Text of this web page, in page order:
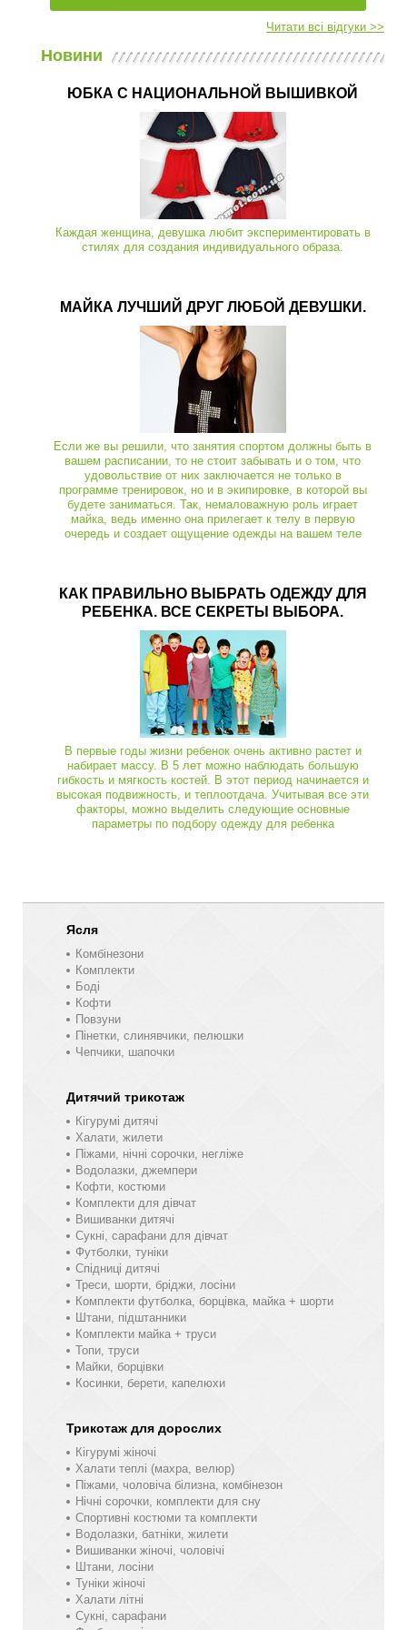
Новини
ЮБКА С НАЦИОНАЛЬНОЙ ВЫШИВКОЙ
Каждая женщина, девушка любит экспериментировать в
стилях для создания индивидуального образа.
МАЙКА ЛУЧШИЙ ДРУГ ЛЮБОЙ ДЕВУШКИ.
Если же вы решили, что занятия спортом должны быть в
вашем расписании, то не стоит забывать и о том, что
удовольствие от них заключается не только в
программе тренировок, но и в экипировке, в которой вы
будете заниматься. Так, немаловажную роль играет
майка, ведь именно она прилегает к телу в первую
очередь и создает ощущение одежды на вашем теле
КАК ПРАВИЛЬНО ВЫБРАТЬ ОДЕЖДУ ДЛЯ
РЕБЕНКА. ВСЕ СЕКРЕТЫ ВЫБОРА.
В первые годы жизни ребенок очень активно растет и
набирает массу. В 5 лет можно наблюдать большую
гибкость и мягкость костей. В этот период начинается и
высокая подвижность, и теплоотдача. Учитывая все эти
факторы, можно выделить следующие основные
параметры по подбору одежду для ребенка
Читати всі відгуки >>
Ясля
Комбінезони
Комплекти
Боді
Кофти
Повзуни
Пінетки, слинявчики, пелюшки
Чепчики, шапочки
Дитячий трикотаж
Кігурумі дитячі
Халати, жилети
Піжами, нічні сорочки, негліже
Водолазки, джемпери
Кофти, костюми
Комплекти для дівчат
Вишиванки дитячі
Сукні, сарафани для дівчат
Футболки, туніки
Спідниці дитячі
Треси, шорти, бріджи, лосіни
Комплекти футболка, борцівка, майка + шорти
Штани, підштанники
Комплекти майка + труси
Топи, труси
Майки, борцівки
Косинки, берети, капелюхи
Трикотаж для дорослих
Кігурумі жіночі
Халати теплі (махра, велюр)
Піжами, чоловіча білизна, комбінезон
Нічні сорочки, комплекти для сну
Спортивні костюми та комплекти
Водолазки, батніки, жилети
Вишиванки жіночі, чоловічі
Штани, лосіни
Туніки жіночі
Халати літні
Сукні, сарафани